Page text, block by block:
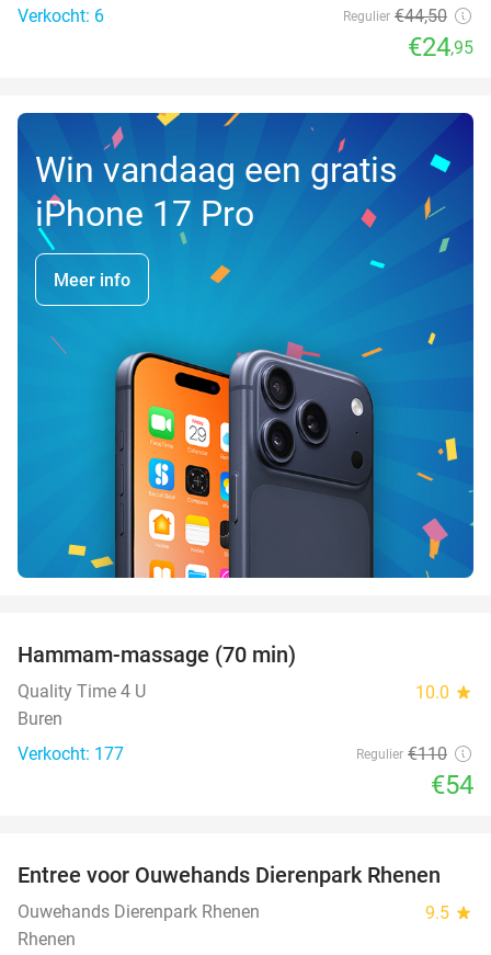
Verkocht: 6
Regulier €44,50
€24,95
Win vandaag een gratis
iPhone 17 Pro
Meer info
Hammam-massage (70 min)
Quality Time 4 U 10.0 star
Buren
Verkocht: 177
Regulier €110
€54
19%
Entree voor Ouwehands Dierenpark Rhenen
Ouwehands Dierenpark Rhenen 9.5 star
Rhenen